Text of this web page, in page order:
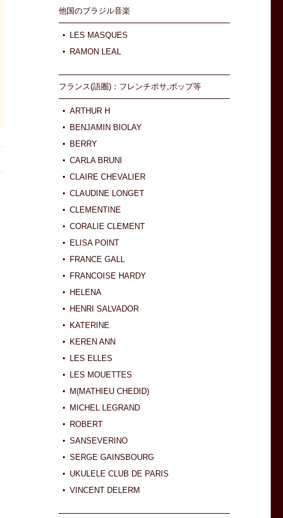
他国のブラジル音楽
LES MASQUES
RAMON LEAL
フランス(語圏)：フレンチボサ,ポップ等
ARTHUR H
BENJAMIN BIOLAY
BERRY
CARLA BRUNI
CLAIRE CHEVALIER
CLAUDINE LONGET
CLEMENTINE
CORALIE CLEMENT
ELISA POINT
FRANCE GALL
FRANCOISE HARDY
HELENA
HENRI SALVADOR
KATERINE
KEREN ANN
LES ELLES
LES MOUETTES
M(MATHIEU CHEDID)
MICHEL LEGRAND
ROBERT
SANSEVERINO
SERGE GAINSBOURG
UKULELE CLUB DE PARIS
VINCENT DELERM